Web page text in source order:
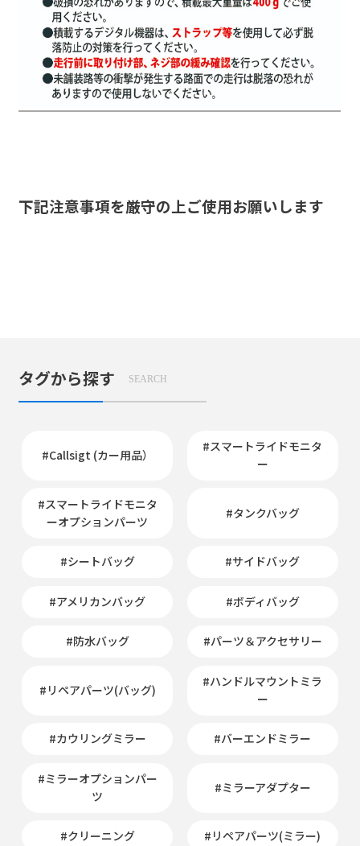
下記注意事項を厳守の上ご使用お願いします
3種類のアダプターが付属
360度角度自在マルチステー
使用可能なハンドル径
アクションカメラ
コンパクトカメラ
ビデオカメラ
ETC
タグから探す SEARCH
#Callsigt (カー用品）
#スマートライドモニタ
ー
#スマートライドモニタ
ーオプションパーツ
#タンクバッグ
#シートバッグ #サイドバッグ
#アメリカンバッグ #ボディバッグ
#防水バッグ #パーツ＆アクセサリー
#リペアパーツ(バッグ)
#ハンドルマウントミラ
ー
#カウリングミラー #バーエンドミラー
#ミラーオプションパー
ツ
#ミラーアダプター
#クリーニング #リペアパーツ(ミラー)